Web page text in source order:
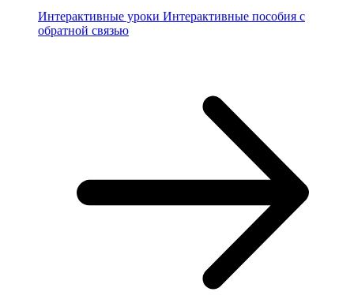
Интерактивные уроки Интерактивные пособия с
обратной связью